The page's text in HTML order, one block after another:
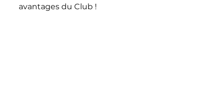
avantages du Club !